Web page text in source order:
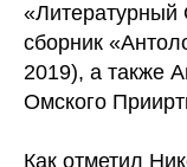
сборник
2019), а также
Омского
Как отметил